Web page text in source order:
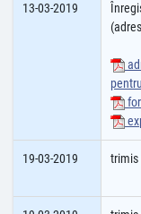
13-03-2019
19-03-2019 trimis